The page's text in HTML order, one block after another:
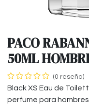
PACO
50ML
(0 reseña)
Black XS Eau de
perfume para